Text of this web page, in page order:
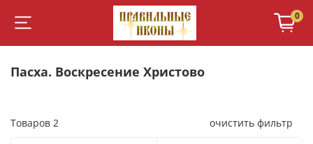
0
Пасха. Воскресение Христово
Товаров 2 очистить фильтр